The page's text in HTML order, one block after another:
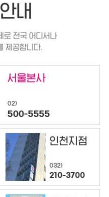
내
로 전국 어디서나
제공합니다.
서울본사
02)
500-5555
인천지점
032)
210-3700